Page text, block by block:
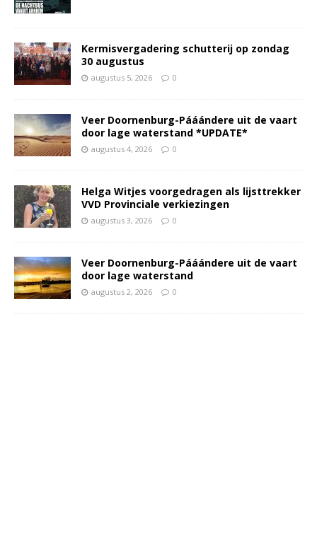
Kermisvergadering schutterij op zondag
30 augustus
augustus 5, 2026 0
Veer Doornenburg-Pááándere uit de vaart
door lage waterstand *UPDATE*
augustus 4, 2026 0
Helga Witjes voorgedragen als lijsttrekker
VVD Provinciale verkiezingen
augustus 3, 2026 0
Veer Doornenburg-Pááándere uit de vaart
door lage waterstand
augustus 2, 2026 0